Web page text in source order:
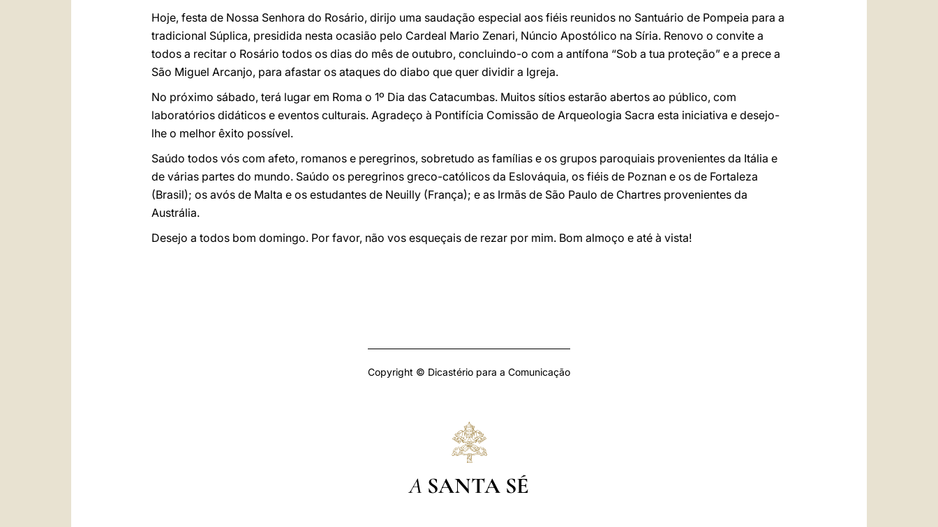
Hoje, festa de Nossa Senhora do Rosário, dirijo uma saudação especial aos fiéis reunidos no Santuário de Pompeia para a
tradicional Súplica, presidida nesta ocasião pelo Cardeal Mario Zenari, Núncio Apostólico na Síria. Renovo o convite a
todos a recitar o Rosário todos os dias do mês de outubro, concluindo-o com a antífona “Sob a tua proteção” e a prece a
São Miguel Arcanjo, para afastar os ataques do diabo que quer dividir a Igreja.
No próximo sábado, terá lugar em Roma o 1º Dia das Catacumbas. Muitos sítios estarão abertos ao público, com
laboratórios didáticos e eventos culturais. Agradeço à Pontifícia Comissão de Arqueologia Sacra esta iniciativa e desejo-
lhe o melhor êxito possível.
Saúdo todos vós com afeto, romanos e peregrinos, sobretudo as famílias e os grupos paroquiais provenientes da Itália e
de várias partes do mundo. Saúdo os peregrinos greco-católicos da Eslováquia, os fiéis de Poznan e os de Fortaleza
(Brasil); os avós de Malta e os estudantes de Neuilly (França); e as Irmãs de São Paulo de Chartres provenientes da
Austrália.
Desejo a todos bom domingo. Por favor, não vos esqueçais de rezar por mim. Bom almoço e até à vista!
Copyright © Dicastério para a Comunicação
A SANTA SÉ